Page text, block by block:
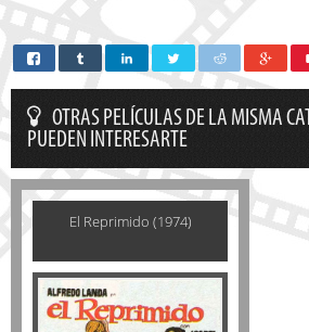
OTRAS PELÍCULAS DE LA MISMA
PUEDEN INTERESARTE
El Reprimido (1974)